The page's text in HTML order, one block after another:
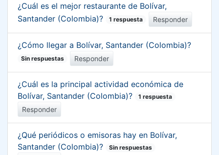
¿Cuál es el mejor restaurante de Bolívar,
Santander (Colombia)?
1 respuesta Responder
¿Cómo llegar a Bolívar, Santander (Colombia)?
Sin respuestas Responder
¿Cuál es la principal actividad económica de
Bolívar, Santander (Colombia)?
1 respuesta
Responder
¿Qué periódicos o emisoras hay en Bolívar,
Santander (Colombia)?
Sin respuestas